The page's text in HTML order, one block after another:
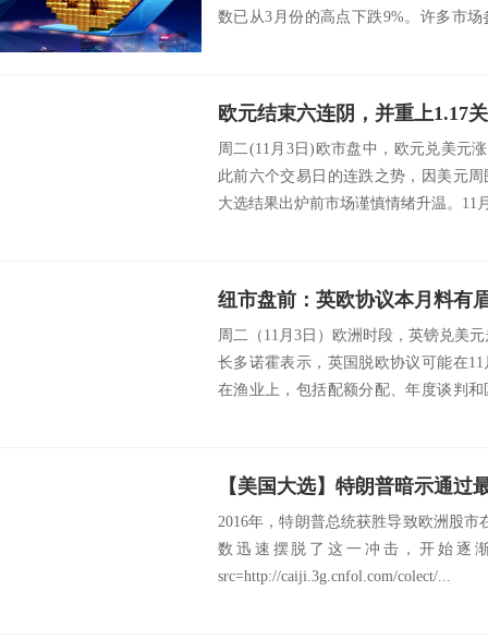
数已从3月份的高点下跌9%。许多市
周二(11月3日)欧市盘中，欧元兑美元
此前六个交易日的连跌之势，因美元
大选结果出炉前市场谨慎情绪升温。11
周二（11月3日）欧洲时段，英镑兑美
长多诺霍表示，英国脱欧协议可能在
在渔业上，包括配额分配、年度谈判
2016年，特朗普总统获胜导致欧洲股市
数迅速摆脱了这一冲击，开始逐
src=http://caiji.3g.cnfol.com/colect/...